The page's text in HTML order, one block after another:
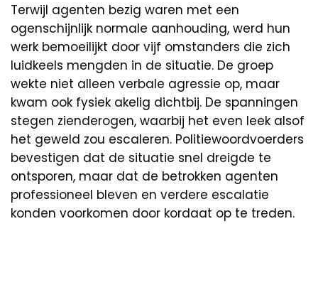
Terwijl agenten bezig waren met een
ogenschijnlijk normale aanhouding, werd hun
werk bemoeilijkt door vijf omstanders die zich
luidkeels mengden in de situatie. De groep
wekte niet alleen verbale agressie op, maar
kwam ook fysiek akelig dichtbij. De spanningen
stegen zienderogen, waarbij het even leek alsof
het geweld zou escaleren. Politiewoordvoerders
bevestigen dat de situatie snel dreigde te
ontsporen, maar dat de betrokken agenten
professioneel bleven en verdere escalatie
konden voorkomen door kordaat op te treden.